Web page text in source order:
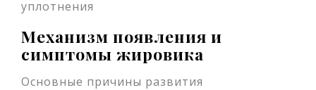
Механизм появления и
симптомы жировика
Основные причины развития